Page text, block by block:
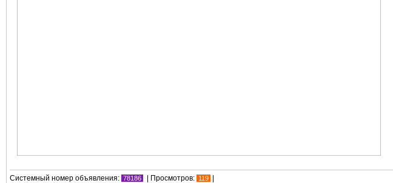
Системный номер объявления: 78186 | Просмотров: 119 |